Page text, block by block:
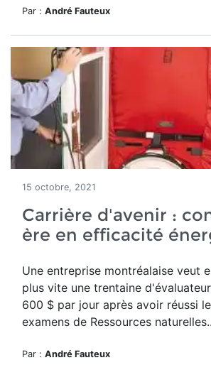
Par : André Fauteux
15 octobre, 2021
Carrière d'avenir :
ère en efficacité
Une entreprise montréalaise veut
plus vite une trentaine
600 $ par jour après avoir réussi
examens de Ressources
Par : André Fauteux